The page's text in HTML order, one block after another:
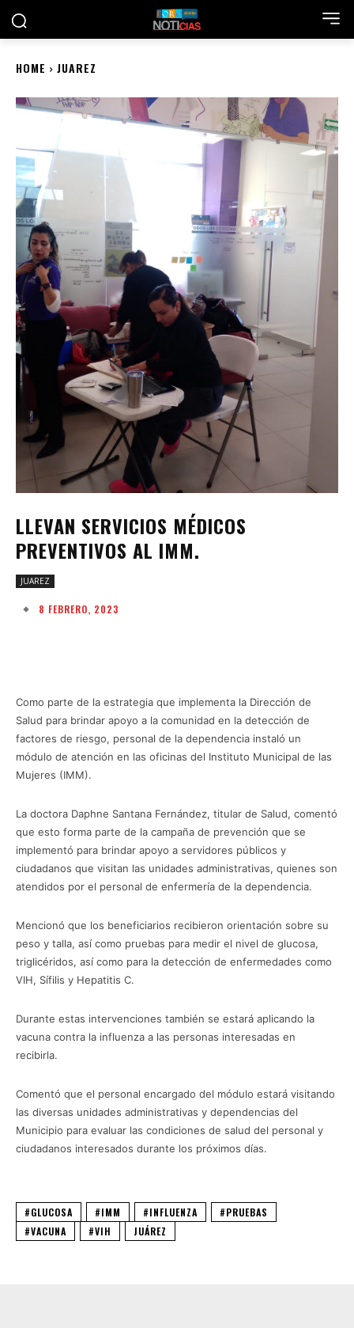
HOME JUAREZ
LLEVAN SERVICIOS MÉDICOS
PREVENTIVOS AL IMM.
JUAREZ
8 FEBRERO, 2023
Como parte de la estrategia que implementa la Dirección de
Salud para brindar apoyo a la comunidad en la detección de
factores de riesgo, personal de la dependencia instaló un
módulo de atención en las oficinas del Instituto Municipal de las
Mujeres (IMM).
La doctora Daphne Santana Fernández, titular de Salud, comentó
que esto forma parte de la campaña de prevención que se
implementó para brindar apoyo a servidores públicos y
ciudadanos que visitan las unidades administrativas, quienes son
atendidos por el personal de enfermería de la dependencia.
Mencionó que los beneficiarios recibieron orientación sobre su
peso y talla, así como pruebas para medir el nivel de glucosa,
triglicéridos, así como para la detección de enfermedades como
VIH, Sífilis y Hepatitis C.
Durante estas intervenciones también se estará aplicando la
vacuna contra la influenza a las personas interesadas en
recibirla.
Comentó que el personal encargado del módulo estará visitando
las diversas unidades administrativas y dependencias del
Municipio para evaluar las condiciones de salud del personal y
ciudadanos interesados durante los próximos días.
#GLUCOSA #IMM #INFLUENZA
#PRUEBAS
#VACUNA
#VIH JUÁREZ